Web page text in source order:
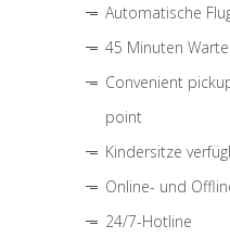
Automatische
45 Minuten
Convenient
point
Kindersitze
Online- und
24/7-Hotline